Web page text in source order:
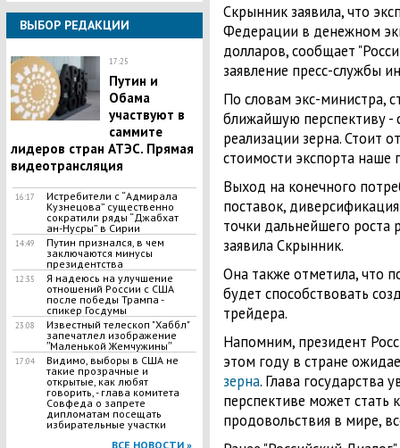
ВЫБОР РЕДАКЦИИ
17:25
Путин и
Обама
участвуют в
саммите
лидеров стран АТЭС. Прямая
видеотрансляция
16:17
Истребители с “Адмирала
Кузнецова” существенно
сократили ряды “Джабхат
ан-Нусры” в Сирии
14:49
Путин признался, в чем
заключаются минусы
президентства
12:35
Я надеюсь на улучшение
отношений России с США
после победы Трампа -
спикер Госдумы
23:08
Известный телескоп "Хаббл"
запечатлел изображение
ʺМаленькой Жемчужиныʺ
17:04
Видимо, выборы в США не
такие прозрачные и
открытые, как любят
говорить, - глава комитета
Совфеда о запрете
дипломатам посещать
избирательные участки
ВСЕ НОВОСТИ »
Скрынник заявила, что
Федерации в денежном
долларов, сообщает
заявление пресс-службы
По словам экс-министра,
ближайшую перспективу -
реализации зерна. Стоит
стоимости экспорта наше
Выход на конечного
поставок,
точки дальнейшего роста
заявила Скрынник.
Она также отметила, что
будет способствовать
трейдера.
Напомним, президент
этом году в стране
зерна. Глава государства
перспективе может
продовольствия в мире,